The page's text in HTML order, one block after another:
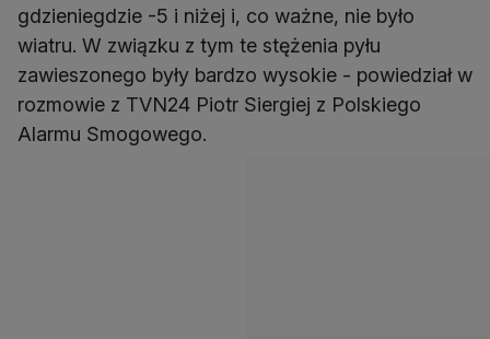
gdzieniegdzie -5 i niżej i, co ważne, nie było
wiatru. W związku z tym te stężenia pyłu
zawieszonego były bardzo wysokie - powiedział w
rozmowie z TVN24 Piotr Siergiej z Polskiego
Alarmu Smogowego.